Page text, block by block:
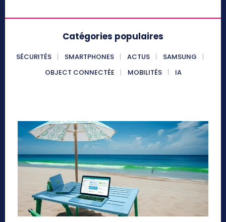
Catégories populaires
SÉCURITÉS SMARTPHONES ACTUS
SAMSUNG
OBJECT CONNECTÉE
MOBILITÉS IA